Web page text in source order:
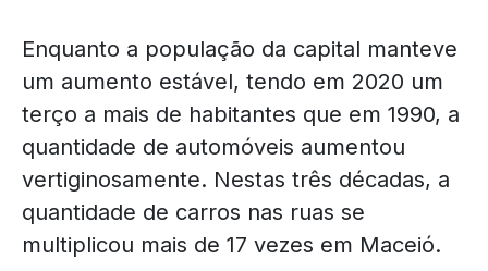
Enquanto a população da capital manteve
um aumento estável, tendo em 2020 um
terço a mais de habitantes que em 1990, a
quantidade de automóveis aumentou
vertiginosamente. Nestas três décadas, a
quantidade de carros nas ruas se
multiplicou mais de 17 vezes em Maceió.